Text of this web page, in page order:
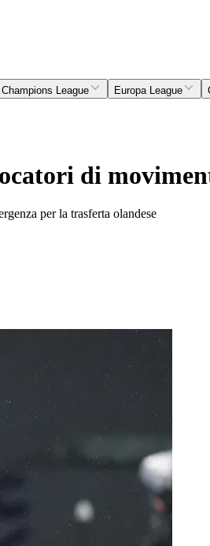
Champions League Europa League
di
per la trasferta olandese